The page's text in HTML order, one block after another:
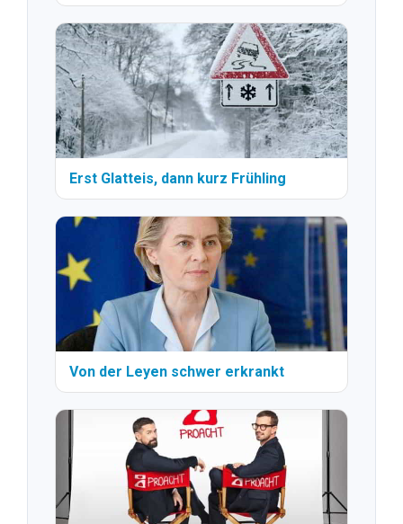
Erst Glatteis, dann kurz Frühling
Von der Leyen schwer erkrankt